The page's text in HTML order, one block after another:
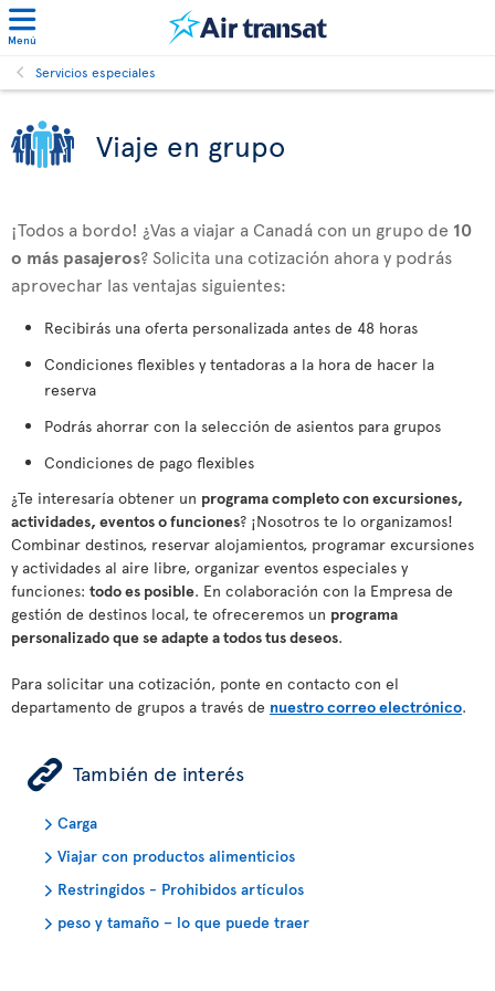
Menú
Servicios especiales
Viaje en grupo
¡Todos a bordo! ¿Vas a viajar a Canadá con un grupo de 10
o más pasajeros? Solicita una cotización ahora y podrás
aprovechar las ventajas siguientes:
Recibirás una oferta personalizada antes de 48 horas
Condiciones flexibles y tentadoras a la hora de hacer la
reserva
Podrás ahorrar con la selección de asientos para grupos
Condiciones de pago flexibles
¿Te interesaría obtener un programa completo con excursiones,
actividades, eventos o funciones? ¡Nosotros te lo organizamos!
Combinar destinos, reservar alojamientos, programar excursiones
y actividades al aire libre, organizar eventos especiales y
funciones: todo es posible. En colaboración con la Empresa de
gestión de destinos local, te ofreceremos un programa
personalizado que se adapte a todos tus deseos.
Para solicitar una cotización, ponte en contacto con el
departamento de grupos a través de nuestro correo electrónico.
ÿ También de interés
Carga
Viajar con productos alimenticios
Restringidos - Prohibidos artículos
peso y tamaño – lo que puede traer